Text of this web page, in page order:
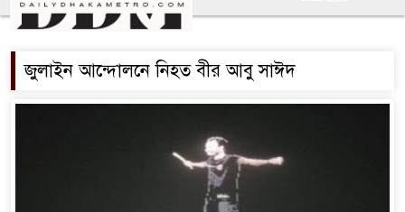
জুলাইন আন্দোলনে নিহত বীর আবু সাঈদ